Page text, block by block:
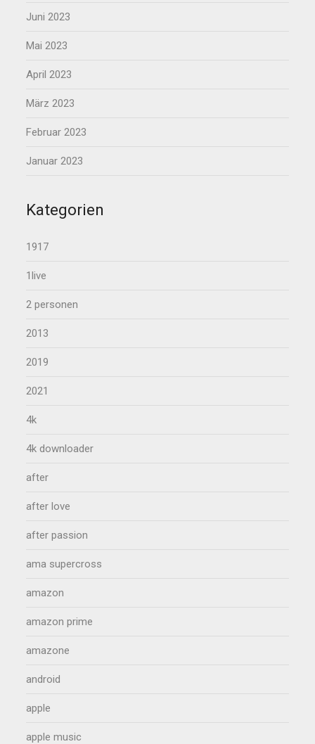
Juni 2023
Mai 2023
April 2023
März 2023
Februar 2023
Januar 2023
Kategorien
1917
1live
2 personen
2013
2019
2021
4k
4k downloader
after
after love
after passion
ama supercross
amazon
amazon prime
amazone
android
apple
apple music